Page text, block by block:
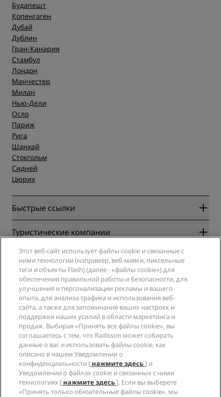
Будапешт
Копенгаген
Дубай
Дублин
Гран-Канария
Стамбул
Лондон
Манчестер
Милан
Нью-Дели
Осло
Париж
Рига
Шанхай
Стокгольм
Сидней
Цюрих
Быстрые ссылки
Radisson Rewards
Гарантия лучшей цены онлайн
Blog
Направления
Новые и будущие отели
Приложение Radisson Hotels
Отели со статусом Sports Approved
Отели для семейного отдыха
Охрана здоровья и безопасность
Туристические компании
Партнеры
Турагенты
Компания
Radisson Hotel Group
СМИ
Вакансии в RHG
Вакансии в PPHE
Вакансии в EHL
The Club by RHG
Возможности развития
Социально ответственный бизнес
Закупки
Юридическая информация
Центр конфиденциальности
Правовая оговорка
Условия и положения программы Radisson Rewards
Соглашение о пользовании сайтом
Цифровая доступность
Заявление о современном рабстве
Помощь
Уведомления для клиентов
Контактная информация
Часто задаваемые вопросы
Карта сайта
Социальные сети
Бренды Radisson Hotels
Этот веб-сайт использует файлы cookie и связанные с
ними технологии (например, веб-маяки, пиксельные
теги и объекты Flash) (далее - «файлы cookie») для
обеспечения правильной работы и безопасности, для
улучшения и персонализации рекламы и вашего
опыта, для анализа трафика и использования веб-
сайта, а также для запоминания ваших настроек и
поддержки наших усилий в области маркетинга и
продаж. Выбирая «Принять все файлы cookie», вы
соглашаетесь с тем, что Radisson может собирать
данные о вас и использовать файлы cookie, как
описано в нашем Уведомлении о
конфиденциальности [ нажмите здесь] и
Уведомлении о файлах cookie и связанных с ними
технологиях [ нажмите здесь]. Если вы выберете
«Принять только обязательные файлы cookie», мы